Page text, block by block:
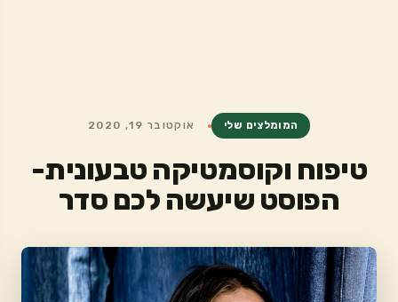
המומלצים שלי אוקטובר 19, 2020
טיפוח וקוסמטיקה טבעונית-
הפוסט שיעשה לכם סדר